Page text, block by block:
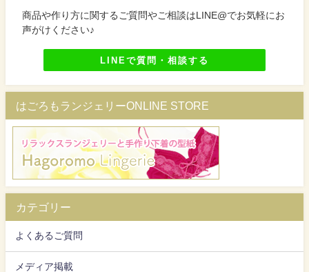
商品や作り方に関するご質問やご相談はLINE@でお気軽にお
声がけください♪
LINEで質問・相談する
はごろもランジェリーONLINE STORE
カテゴリー
よくあるご質問
メディア掲載